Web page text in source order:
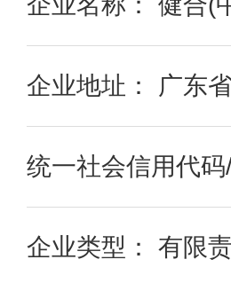
企业地址： 广东
统一社会信用代
企业类型： 有限